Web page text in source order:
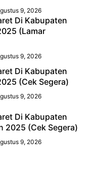
9, 2026
Di Kabupaten
(Lamar
9, 2026
Di Kabupaten
(Cek Segera)
9, 2026
Di Kabupaten
2025 (Cek Segera)
9, 2026